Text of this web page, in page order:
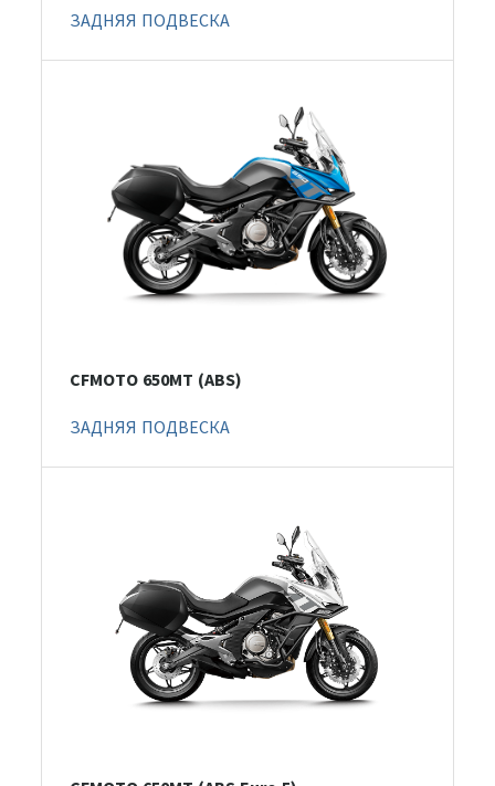
ЗАДНЯЯ ПОДВЕСКА
CFMOTO 650MT (ABS)
ЗАДНЯЯ ПОДВЕСКА